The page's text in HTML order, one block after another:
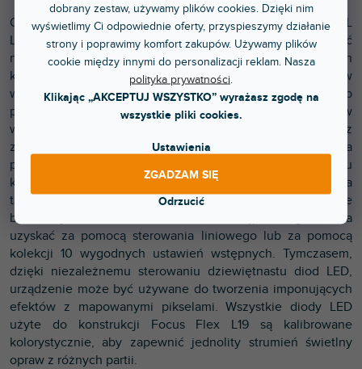
dobrany zestaw, używamy plików cookies. Dzięki nim
wyświetlimy Ci odpowiednie oferty, przyspieszymy działanie
strony i poprawimy komfort zakupów. Używamy plików
cookie między innymi do personalizacji reklam. Nasza
polityka prywatności.
Klikając „AKCEPTUJ WSZYSTKO” wyrażasz zgodę na
wszystkie pliki cookies.
Ustawienia
Odrzucić
ZGADZAM SIĘ
Oprawa posiada dziewiętnaście wydajnych 40W 4-w-1 RGBL
LED do mieszania kolorów, z których każdą można sterować
niezależnie. Mieszając intensywność podstawowych
kolorów LED, można stworzyć ogromną gamę kolorów
wyjściowych, aby dopasować się do każdego nastroju lub
pożądanego wyglądu. Urządzenie jest wyposażone w
wygodny tryb Virtual CMY, który umożliwia sterowanie wraz
z natywnymi urządzeniami do mieszania kolorów CMY za
pomocą sprzętowych/programowych narzędzi do wyboru
kolorów CMY/palety. Oferuje sterowanie kołem kolorów, a
także strumień białego światła o zmiennej temperaturze
barwowej od 2700 K do 10 000 K. Dostęp do tego można
uzyskać za pomocą sterowania liniowego lub za pomocą
kolekcji 10 wygodnych ustawień wstępnych. Tymczasem,
dzięki niezależnemu sterowaniu dziewiętnastu diod LED,
urządzenie może być używane do tworzenia imponujących
efektów z mapowanymi pikselami. Wszystkie diody LED
użyte do konstrukcji Focus Flex L19 są kalibrowane
kolorystycznie, aby zapewnić jednolity strumień świetlny
opraw z różnych partii.